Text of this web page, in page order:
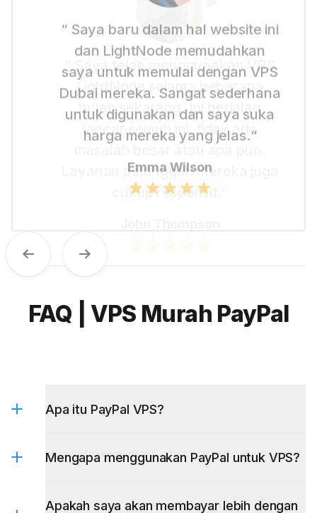
“ Saya baru dalam hal website ini
dan LightNode memudahkan
saya untuk memulai dengan VPS
Dubai mereka. Sangat sederhana
untuk digunakan dan saya suka
harga mereka yang jelas.“
Emma Wilson
SebelumnyaSelanjutnya
FAQ | VPS Murah PayPal
Apa itu PayPal VPS?
Mengapa menggunakan PayPal untuk VPS?
Apakah saya akan membayar lebih dengan